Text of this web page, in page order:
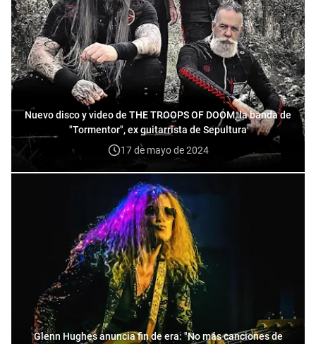
Nuevo disco y video de THE TROOPS OF DOOM, la banda de
"Tormentor", ex guitarrista de Sepultura
17 de mayo de 2024
Glenn Hughes anuncia fin de era: "No más canciones de